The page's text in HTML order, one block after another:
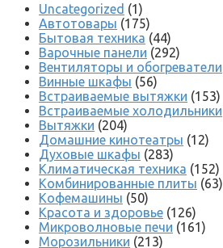
Uncategorized (1)
Автотовары (175)
Бытовая техника (44)
Варочные панели (292)
Вентиляторы и обогреватели
Винные шкафы (56)
Встраиваемые вытяжки (153)
Встраиваемые холодильники
Вытяжки (204)
Домашние кинотеатры (12)
Духовые шкафы (283)
Климатическая техника (152)
Комбинированные плиты (63)
Кофемашины (50)
Красота и здоровье (126)
Микроволновые печи (161)
Морозильники (213)